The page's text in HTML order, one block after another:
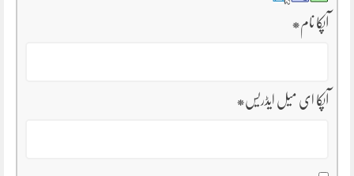
آپکا نام*
آپکا ای میل ایڈریس*